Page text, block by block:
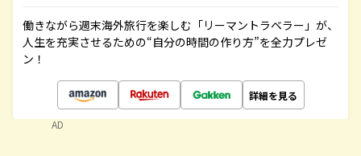
働きながら週末海外旅行を楽しむ「リーマントラベラー」が、
人生を充実させるための“自分の時間の作り方”を全力プレゼ
ン！
詳細を見る
AD